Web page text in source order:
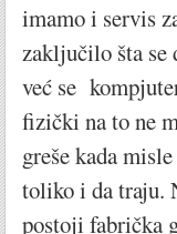
imamo i servis
zaključilo šta se
već se
fizički na to ne
greše kada
toliko i da traju.
postoji fabrička